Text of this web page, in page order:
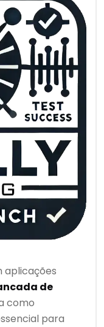
aplicações
de
como
para